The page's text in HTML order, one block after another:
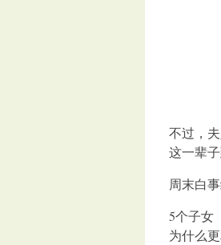
不过，
这一辈
周末白
5个子女
为什么